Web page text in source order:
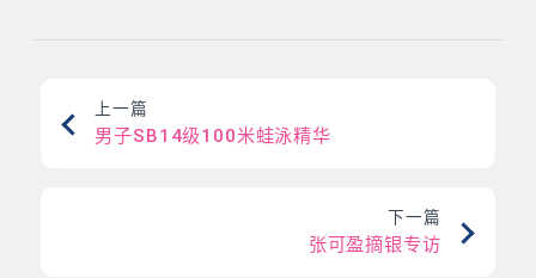
上一篇
男子SB14级100米蛙泳精华
下一篇
张可盈摘银专访